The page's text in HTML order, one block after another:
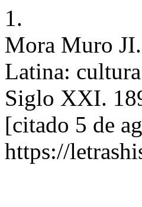
1.
Mora Muro
Latina:
Siglo XXI.
[citado 5 de
https://